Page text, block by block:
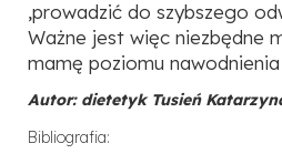
,prowadzić do szybszego
Ważne jest więc niezbędne
mamę poziomu
Autor: dietetyk Tusień
Bibliografia: